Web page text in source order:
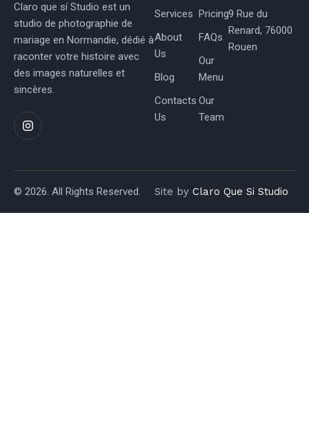
Claro que sí Studio est un
studio de photographie de
mariage en Normandie, dédié à
raconter votre histoire avec
des images naturelles et
sincères.
Services
About
Us
Blog
Contacts
Us
Pricing
FAQs
Our
Menu
Our
Team
9 Rue du
Renard, 76000
Rouen
© 2026. All Rights Reserved. Site by Claro Que Si Studio